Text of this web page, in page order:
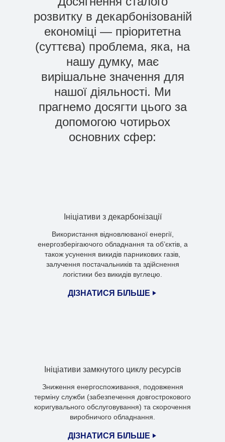
розвитку в декарбонізованій
економіці — пріоритетна
(суттєва) проблема, яка, на
нашу думку, має
вирішальне значення для
нашої діяльності. Ми
прагнемо досягти цього за
допомогою чотирьох
основних сфер:
Ініціативи з декарбонізації
Використання відновлюваної енергії,
енергозберігаючого обладнання та об’єктів, а
також усунення викидів парникових газів,
залучення постачальників та здійснення
логістики без викидів вуглецю.
ДІЗНАТИСЯ БІЛЬШЕ
Ініціативи замкнутого циклу ресурсів
Зниження енергоспоживання, подовження
терміну служби (забезпечення довгострокового
коригувального обслуговування) та скорочення
виробничого обладнання.
ДІЗНАТИСЯ БІЛЬШЕ